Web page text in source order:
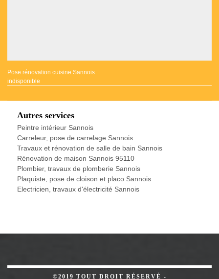
Pose rénovation cuisine Sannois
indisponible
Autres services
Peintre intérieur Sannois
Carreleur, pose de carrelage Sannois
Travaux et rénovation de salle de bain Sannois
Rénovation de maison Sannois 95110
Plombier, travaux de plomberie Sannois
Plaquiste, pose de cloison et placo Sannois
Electricien, travaux d'électricité Sannois
©2019 TOUT DROIT RÉSERVÉ -